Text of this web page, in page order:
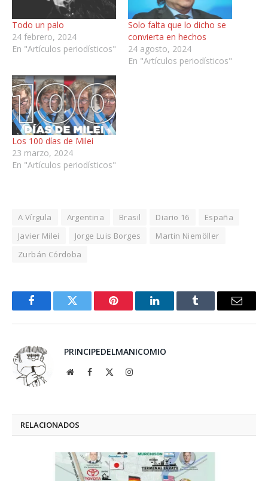
Todo un palo
24 febrero, 2024
En "Artículos periodísticos"
Solo falta que lo dicho se
convierta en hechos
24 agosto, 2024
En "Artículos periodísticos"
Los 100 días de Milei
23 marzo, 2024
En "Artículos periodísticos"
A Vírgula Argentina Brasil Diario 16
España
Javier Milei
Jorge Luis Borges
Martin Niemöller
Zurbán Córdoba
FacebookTwitter Pinterest LinkedInTumblr Email
PRINCIPEDELMANICOMIO
WebsiteFacebook Instagram
RELACIONADOS